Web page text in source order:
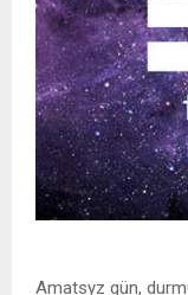
Amatsyz gün,